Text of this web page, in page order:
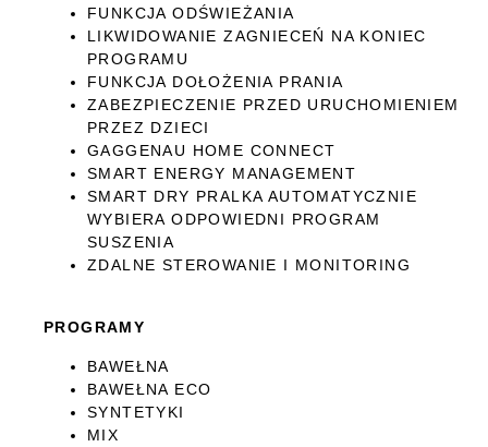
FUNKCJA ODŚWIEŻANIA
LIKWIDOWANIE ZAGNIECEŃ NA KONIEC
PROGRAMU
FUNKCJA DOŁOŻENIA PRANIA
ZABEZPIECZENIE PRZED URUCHOMIENIEM
PRZEZ DZIECI
GAGGENAU HOME CONNECT
SMART ENERGY MANAGEMENT
SMART DRY PRALKA AUTOMATYCZNIE
WYBIERA ODPOWIEDNI PROGRAM
SUSZENIA
ZDALNE STEROWANIE I MONITORING
PROGRAMY
BAWEŁNA
BAWEŁNA ECO
SYNTETYKI
MIX